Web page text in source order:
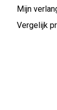
Mijn
Vergelijk